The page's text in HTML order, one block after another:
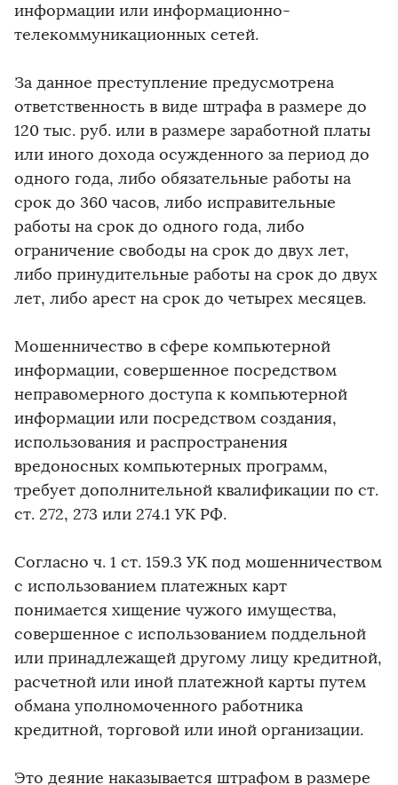
информации или информационно-
телекоммуникационных сетей.
За данное преступление предусмотрена
ответственность в виде штрафа в размере до
120 тыс. руб. или в размере заработной платы
или иного дохода осужденного за период до
одного года, либо обязательные работы на
срок до 360 часов, либо исправительные
работы на срок до одного года, либо
ограничение свободы на срок до двух лет,
либо принудительные работы на срок до двух
лет, либо арест на срок до четырех месяцев.
Мошенничество в сфере компьютерной
информации, совершенное посредством
неправомерного доступа к компьютерной
информации или посредством создания,
использования и распространения
вредоносных компьютерных программ,
требует дополнительной квалификации по ст.
ст. 272, 273 или 274.1 УК РФ.
Согласно ч. 1 ст. 159.3 УК под мошенничеством
с использованием платежных карт
понимается хищение чужого имущества,
совершенное с использованием поддельной
или принадлежащей другому лицу кредитной,
расчетной или иной платежной карты путем
обмана уполномоченного работника
кредитной, торговой или иной организации.
Это деяние наказывается штрафом в размере